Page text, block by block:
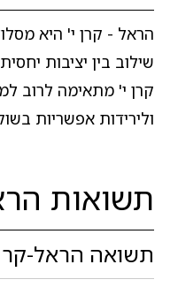
הראל - קרן י' היא
שילוב בין יציבות
קרן י' מתאימה לרוב
ולירידות אפשריות
תשואות
תשואה הראל-קרן